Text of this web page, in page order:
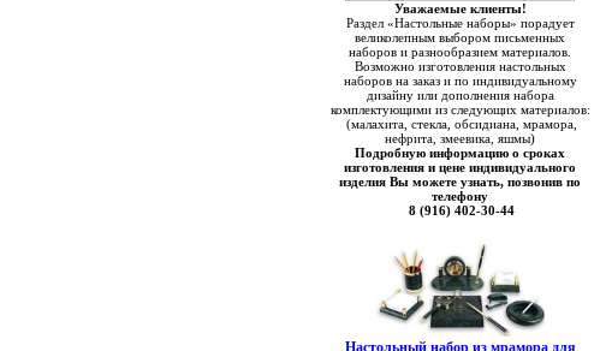
Уважаемые клиенты!
Раздел «Настольные наборы» порадует
великолепным выбором письменных
наборов и разнообразием материалов.
Возможно изготовления настольных
наборов на заказ и по индивидуальному
дизайну или дополнения набора
комплектующими из следующих материалов:
(малахита, стекла, обсидиана, мрамора,
нефрита, змеевика, яшмы)
Подробную информацию о сроках
изготовления и цене индивидуального
изделия Вы можете узнать, позвонив по
телефону
8 (916) 402-30-44
Настольный набор из мрамора для